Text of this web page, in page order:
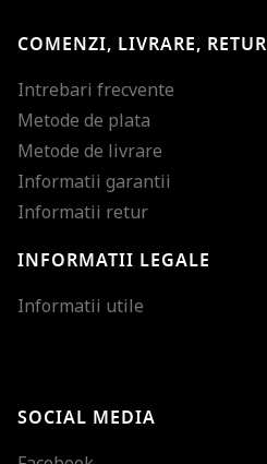
COMENZI, LIVRARE, RETUR
Intrebari frecvente
Metode de plata
Metode de livrare
Informatii garantii
Informatii retur
INFORMATII LEGALE
Informatii utile
SOCIAL MEDIA